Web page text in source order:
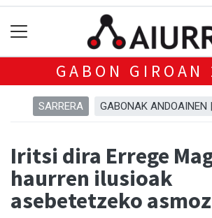
GABON GIROAN
SARRERA GABONAK ANDOAINEN
Iritsi dira Errege
haurren ilusioak
asebetetzeko asmoz